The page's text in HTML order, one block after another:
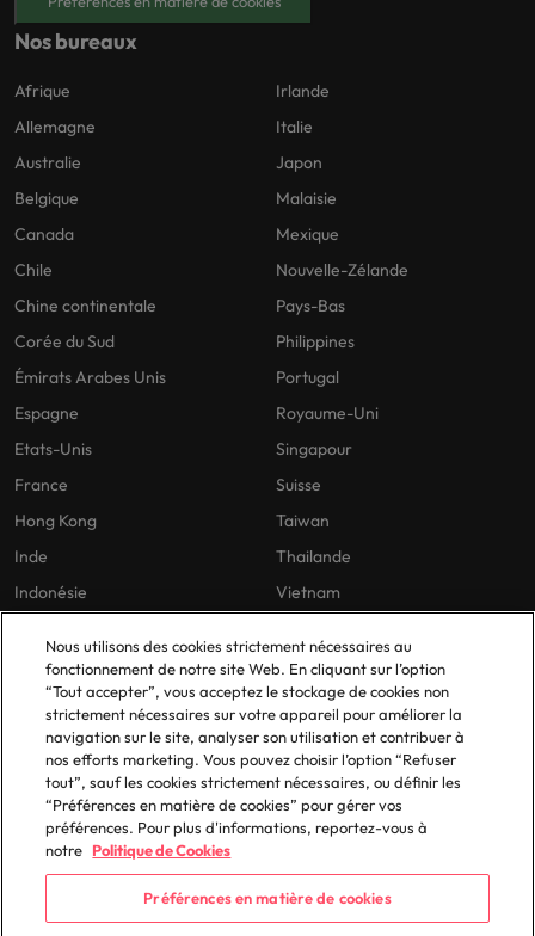
Nos bureaux
Afrique
Allemagne
Australie
Belgique
Canada
Chile
Chine continentale
Corée du Sud
Émirats Arabes Unis
Espagne
Etats-Unis
France
Hong Kong
Inde
Indonésie
Irlande
Italie
Japon
Malaisie
Mexique
Nouvelle-Zélande
Pays-Bas
Philippines
Portugal
Royaume-Uni
Singapour
Suisse
Taiwan
Thailande
Vietnam
Nos politiques
Politique de confidentialité
Politique de cookies
Bibliothèque de politiques
En France
Lyon
Paris
Nous utilisons des cookies strictement nécessaires au
fonctionnement de notre site Web. En cliquant sur l’option
“Tout accepter”, vous acceptez le stockage de cookies non
strictement nécessaires sur votre appareil pour améliorer la
navigation sur le site, analyser son utilisation et contribuer à
nos efforts marketing. Vous pouvez choisir l’option “Refuser
tout”, sauf les cookies strictement nécessaires, ou définir les
“Préférences en matière de cookies” pour gérer vos
préférences. Pour plus d'informations, reportez-vous à
notre Politique de Cookies
Préférences en matière de cookies